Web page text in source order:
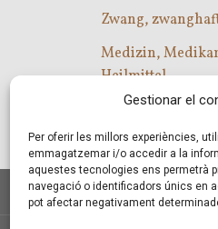
Gestionar el
Per oferir les millors experiències,
emmagatzemar i/o accedir a la
aquestes tecnologies ens permetrà
navegació o identificadors únics en
pot afectar negativament
Zwang,
Medizin,
Heilmittel
Com entrar a les